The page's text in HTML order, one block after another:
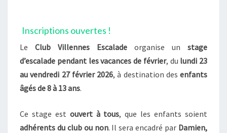
Inscriptions ouvertes !
Le Club Villennes Escalade organise un stage
d’escalade pendant les vacances de février, du lundi 23
au vendredi 27 février 2026, à destination des enfants
âgés de 8 à 13 ans.
Ce stage est ouvert à tous, que les enfants soient
adhérents du club ou non. Il sera encadré par Damien,